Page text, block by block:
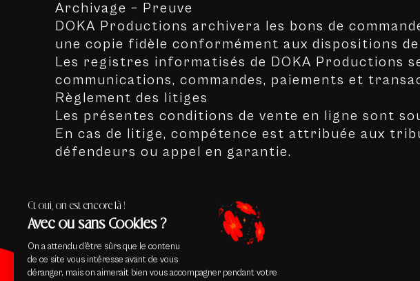
Archivage – Preuve
DOKA Productions archivera les bons de
une copie fidèle conformément aux dispositions
Les registres informatisés de DOKA Productions
communications, commandes, paiements et
Règlement des litiges
Les présentes conditions de vente en ligne sont
En cas de litige, compétence est attribuée aux
défendeurs ou appel en garantie.
Et oui, on est encore là !
Avec ou sans Cookies ?
On a attendu d'être sûrs que le contenu
de ce site vous intéresse avant de vous
déranger, mais on aimerait bien vous accompagner pendant votre